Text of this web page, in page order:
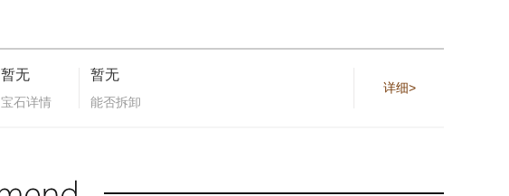
暂无
宝石详情
暂无
能否拆卸
详细>